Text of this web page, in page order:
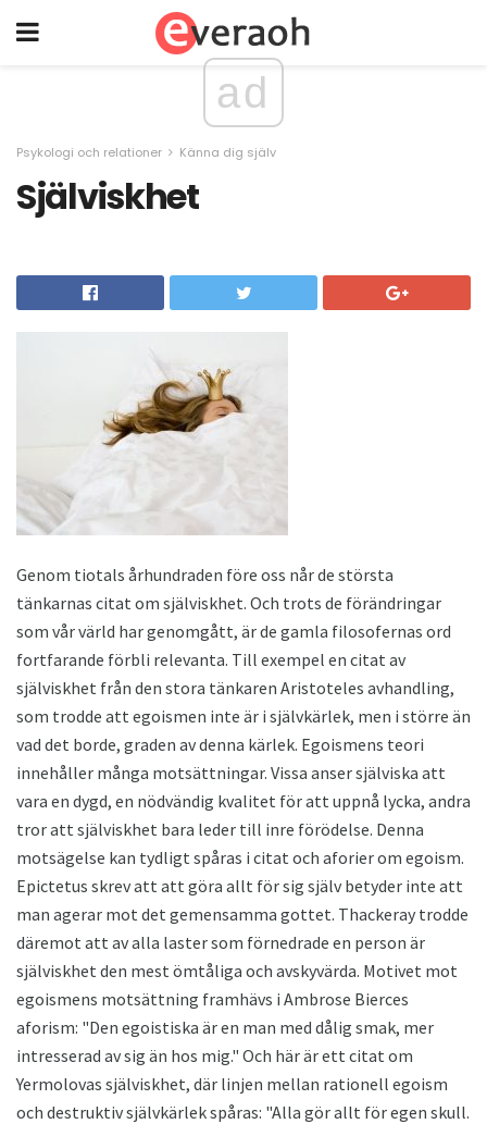
ad
Psykologi och relationer Känna dig själv
Själviskhet
Genom tiotals århundraden före oss når de största
tänkarnas citat om själviskhet. Och trots de förändringar
som vår värld har genomgått, är de gamla filosofernas ord
fortfarande förbli relevanta. Till exempel en citat av
själviskhet från den stora tänkaren Aristoteles avhandling,
som trodde att egoismen inte är i självkärlek, men i större än
vad det borde, graden av denna kärlek. Egoismens teori
innehåller många motsättningar. Vissa anser själviska att
vara en dygd, en nödvändig kvalitet för att uppnå lycka, andra
tror att själviskhet bara leder till inre förödelse. Denna
motsägelse kan tydligt spåras i citat och aforier om egoism.
Epictetus skrev att att göra allt för sig själv betyder inte att
man agerar mot det gemensamma gottet. Thackeray trodde
däremot att av alla laster som förnedrade en person är
själviskhet den mest ömtåliga och avskyvärda. Motivet mot
egoismens motsättning framhävs i Ambrose Bierces
aforism: "Den egoistiska är en man med dålig smak, mer
intresserad av sig än hos mig." Och här är ett citat om
Yermolovas själviskhet, där linjen mellan rationell egoism
och destruktiv självkärlek spåras: "Alla gör allt för egen skull.